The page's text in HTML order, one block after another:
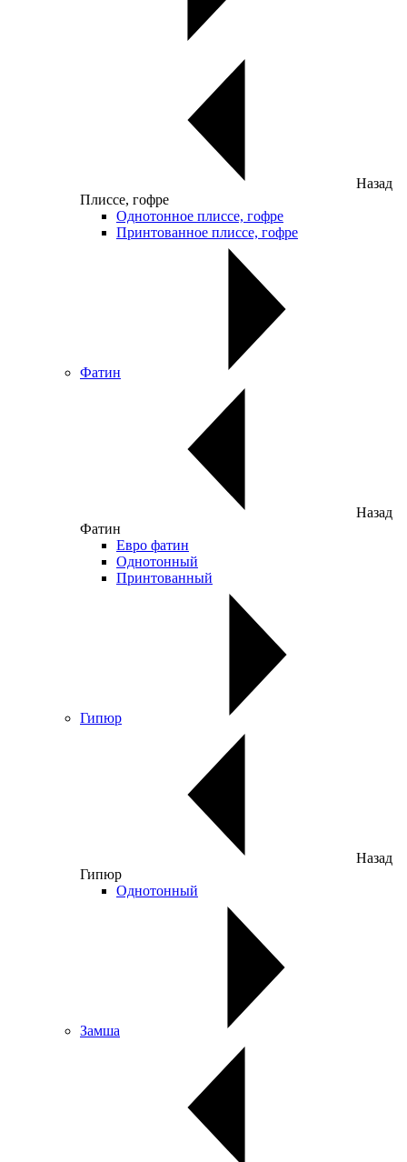
Назад
Плиссе, гофре
Однотонное плиссе, гофре
Принтованное плиссе, гофре
Фатин
Назад
Фатин
Евро фатин
Однотонный
Принтованный
Гипюр
Назад
Гипюр
Однотонный
Замша